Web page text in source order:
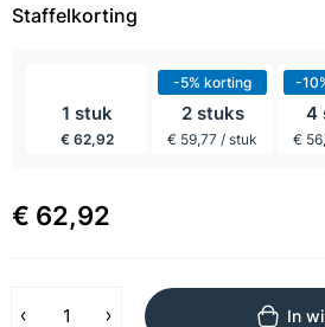
Staffelkorting
1 stuk
€ 62,92
-5% korting
2 stuks
€ 59,77 / stuk
-
4
€
€ 62,92
In